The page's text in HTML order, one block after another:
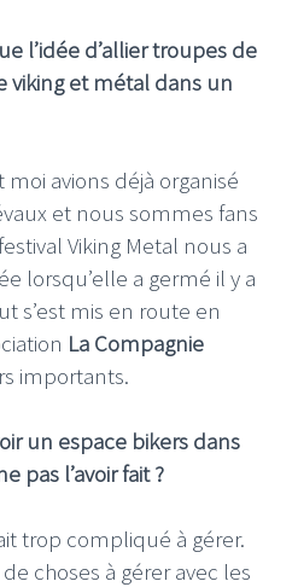
l’idée d’allier troupes de
viking et métal dans un
moi avions déjà organisé
et nous sommes fans
Viking Metal nous a
lorsqu’elle a germé il y a
s’est mis en route en
La Compagnie
importants.
un espace bikers dans
pas l’avoir fait ?
trop compliqué à gérer.
choses à gérer avec les